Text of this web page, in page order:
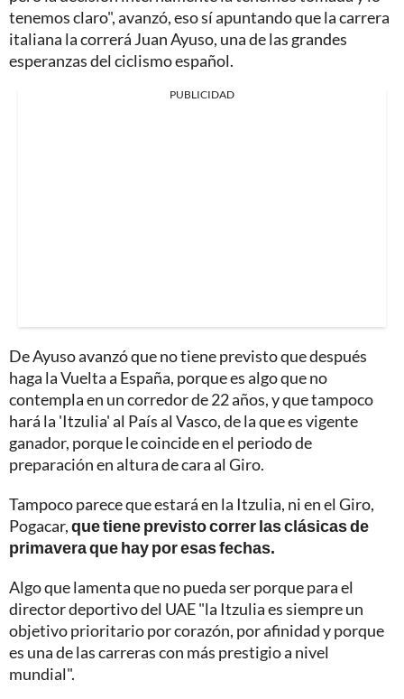
tenemos claro", avanzó, eso sí apuntando que la carrera
italiana la correrá Juan Ayuso, una de las grandes
esperanzas del ciclismo español.
PUBLICIDAD
De Ayuso avanzó que no tiene previsto que después
haga la Vuelta a España, porque es algo que no
contempla en un corredor de 22 años, y que tampoco
hará la 'Itzulia' al País al Vasco, de la que es vigente
ganador, porque le coincide en el periodo de
preparación en altura de cara al Giro.
Tampoco parece que estará en la Itzulia, ni en el Giro,
Pogacar,que tiene previsto correr las clásicas de
primavera que hay por esas fechas.
Algo que lamenta que no pueda ser porque para el
director deportivo del UAE "la Itzulia es siempre un
objetivo prioritario por corazón, por afinidad y porque
es una de las carreras con más prestigio a nivel
mundial".